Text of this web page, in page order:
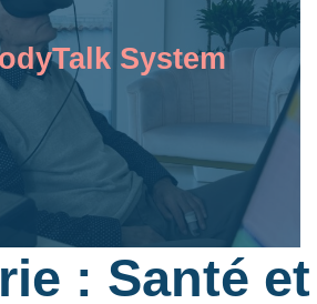
System
: Santé et